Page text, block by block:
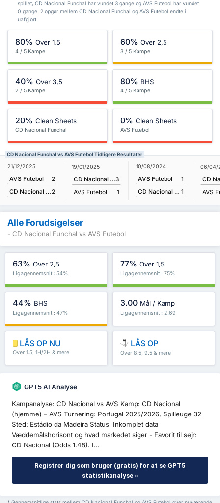
spillet, CD Nacional Funchal har vundet 3 gange og AVS Futebol har vundet
0 gange. 2 opgør mellem CD Nacional Funchal og AVS Futebol endte i
uafgjort.
80% Over 1,5
4 / 5 Kampe
60% Over 2,5
3 / 5 Kampe
40% Over 3,5
2 / 5 Kampe
80% BHS
4 / 5 Kampe
20% Clean Sheets
CD Nacional Funchal
0% Clean Sheets
AVS Futebol
CD Nacional Funchal vs AVS Futebol Tidligere Resultater
21/12/2025
AVS Futebol
2
CD Nacional Funchal2
19/01/2025
CD Nacional Funchal3
AVS Futebol
1
10/08/2024
AVS Futebol
1
CD Nacional Funchal 1
06/04/
AVS
Alle Forudsigelser
- CD Nacional Funchal vs AVS Futebol
63% Over 2,5
Ligagennemsnit : 54%
77% Over 1,5
Ligagennemsnit : 75%
44% BHS
Ligagennemsnit : 47%
3.00 Mål / Kamp
Ligagennemsnit : 2.69
LÅS OP NU
Over 1.5, 1H/2H & mere
LÅS OP
Over 8.5, 9.5 & mere
GPT5 AI Analyse
Kampanalyse: CD Nacional vs AVS Kamp: CD Nacional
(hjemme) – AVS Turnering: Portugal 2025/2026, Spilleuge 32
Sted: Estádio da Madeira Status: Inkomplet data
Væddemålshorisont og hvad markedet siger - Favorit til sejr:
CD Nacional (Odds 1.48). I...
Registrer dig som bruger (gratis) for at se GPT5
statistikanalyse »